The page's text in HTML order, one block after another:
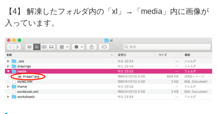
【4】 解凍したフォルダ内の「xl」→「media」内に画像が
入っています。